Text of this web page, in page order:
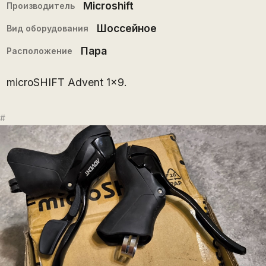
Производитель Microshift
Вид оборудования Шоссейное
Расположение Пара
microSHIFT Advent 1x9.
#